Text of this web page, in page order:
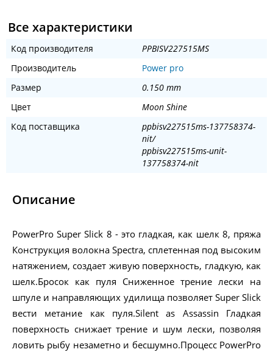
Все характеристики
Код производителя
PPBISV227515MS
Производитель
Power pro
Размер
0.150 mm
Цвет
Moon Shine
Код поставщика
ppbisv227515ms-137758374-
nit/
ppbisv227515ms-unit-
137758374-nit
Описание
PowerPro Super Slick 8 - это гладкая, как шелк 8, пряжа
Конструкция волокна Spectra, сплетенная под высоким
натяжением, создает живую поверхность, гладкую, как
шелк.Бросок как пуля Сниженное трение лески на
шпуле и направляющих удилища позволяет Super Slick
вести метание как пуля.Silent as Assassin Гладкая
поверхность снижает трение и шум лески, позволяя
ловить рыбу незаметно и бесшумно.Процесс PowerPro